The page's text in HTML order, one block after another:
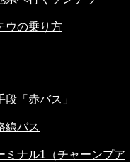
の乗り方
「赤バス」
線バス
ミナル1（チャーンプア